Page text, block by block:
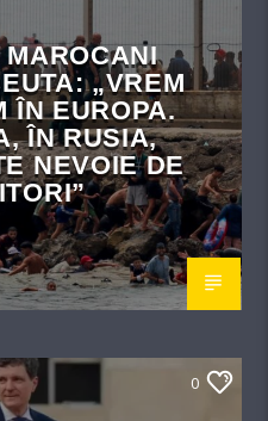
„VREM
ÎN EUROPA.
ÎN RUSIA,
NEVOIE DE
0